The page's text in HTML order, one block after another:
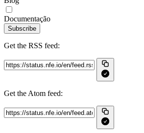
Documentação
Subscribe
Get the RSS feed:
Get the Atom feed: